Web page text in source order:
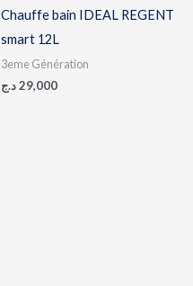
Chauffe bain IDEAL REGENT
smart 12L
3eme Génération
29,000د.ج